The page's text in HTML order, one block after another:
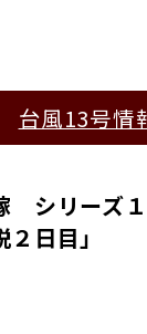
台風13号情
シリーズ
２日目」